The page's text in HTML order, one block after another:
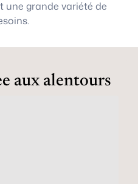
une grande variété de
aux alentours